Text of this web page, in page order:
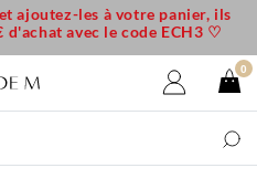
ajoutez-les à votre panier, ils
avec le code ECH3 ♡
0